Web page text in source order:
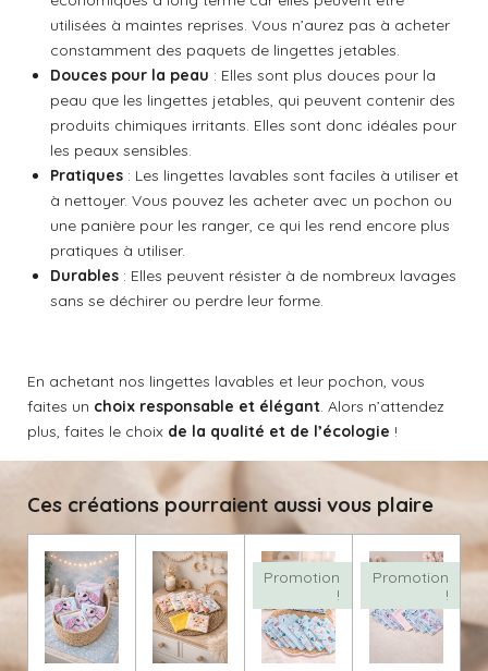
utilisées à maintes reprises. Vous n’aurez pas à acheter
constamment des paquets de lingettes jetables.
Douces pour la peau : Elles sont plus douces pour la
peau que les lingettes jetables, qui peuvent contenir des
produits chimiques irritants. Elles sont donc idéales pour
les peaux sensibles.
Pratiques : Les lingettes lavables sont faciles à utiliser et
à nettoyer. Vous pouvez les acheter avec un pochon ou
une panière pour les ranger, ce qui les rend encore plus
pratiques à utiliser.
Durables : Elles peuvent résister à de nombreux lavages
sans se déchirer ou perdre leur forme.
En achetant nos lingettes lavables et leur pochon, vous
faites un choix responsable et élégant. Alors n’attendez
plus, faites le choix de la qualité et de l’écologie !
Ces créations pourraient aussi vous plaire
Promotion
!
Promotion
!